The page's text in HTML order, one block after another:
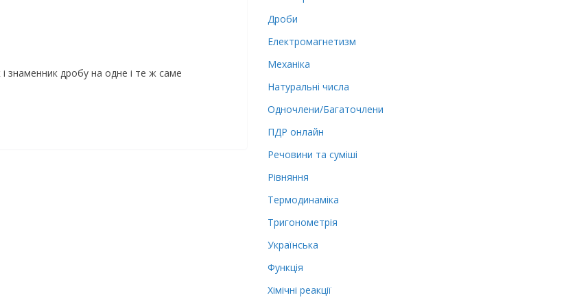
знаменник дробу на одне і те ж саме
Дроби
Електромагнетизм
Механіка
Натуральні числа
Одночлени/Багаточлени
ПДР онлайн
Речовини та суміші
Рівняння
Термодинаміка
Тригонометрія
Українська
Функція
Хімічні реакції